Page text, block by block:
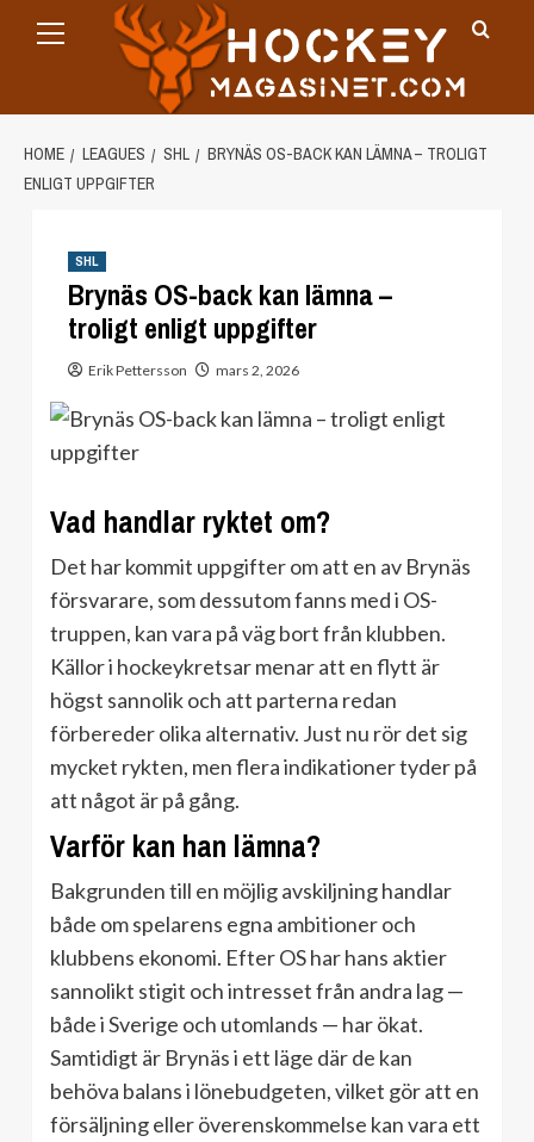
Menu
HOME LEAGUES SHL
BRYNÄS OS-BACK KAN LÄMNA – TROLIGT
ENLIGT UPPGIFTER
SHL
Brynäs OS-back kan lämna –
troligt enligt uppgifter
Erik Pettersson mars 2, 2026
Vad handlar ryktet om?
Det har kommit uppgifter om att en av Brynäs
försvarare, som dessutom fanns med i OS-
truppen, kan vara på väg bort från klubben.
Källor i hockeykretsar menar att en flytt är
högst sannolik och att parterna redan
förbereder olika alternativ. Just nu rör det sig
mycket rykten, men flera indikationer tyder på
att något är på gång.
Varför kan han lämna?
Bakgrunden till en möjlig avskiljning handlar
både om spelarens egna ambitioner och
klubbens ekonomi. Efter OS har hans aktier
sannolikt stigit och intresset från andra lag —
både i Sverige och utomlands — har ökat.
Samtidigt är Brynäs i ett läge där de kan
behöva balans i lönebudgeten, vilket gör att en
försäljning eller överenskommelse kan vara ett